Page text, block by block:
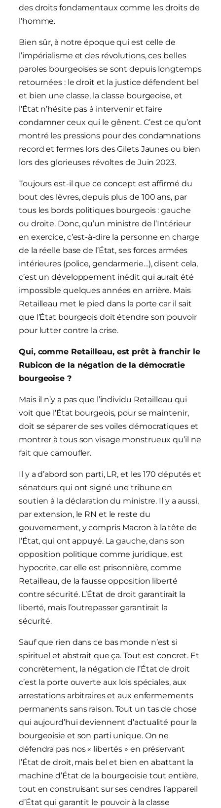
des droits fondamentaux comme les droits de
l’homme.
Bien sûr, à notre époque qui est celle de
l’impérialisme et des révolutions, ces belles
paroles bourgeoises se sont depuis longtemps
retournées : le droit et la justice défendent bel
et bien une classe, la classe bourgeoise, et
l’État n’hésite pas à intervenir et faire
condamner ceux qui le gênent. C’est ce qu’ont
montré les pressions pour des condamnations
record et fermes lors des Gilets Jaunes ou bien
lors des glorieuses révoltes de Juin 2023.
Toujours est-il que ce concept est affirmé du
bout des lèvres, depuis plus de 100 ans, par
tous les bords politiques bourgeois : gauche
ou droite. Donc, qu’un ministre de l’Intérieur
en exercice, c’est-à-dire la personne en charge
de la réelle base de l’État, ses forces armées
intérieures (police, gendarmerie…), disent cela,
c’est un développement inédit qui aurait été
impossible quelques années en arrière. Mais
Retailleau met le pied dans la porte car il sait
que l’État bourgeois doit étendre son pouvoir
pour lutter contre la crise.
Qui, comme Retailleau, est prêt à franchir le
Rubicon de la négation de la démocratie
bourgeoise ?
Mais il n’y a pas que l’individu Retailleau qui
voit que l’État bourgeois, pour se maintenir,
doit se séparer de ses voiles démocratiques et
montrer à tous son visage monstrueux qu’il ne
fait que camoufler.
Il y a d’abord son parti, LR, et les 170 députés et
sénateurs qui ont signé une tribune en
soutien à la déclaration du ministre. Il y a aussi,
par extension, le RN et le reste du
gouvernement, y compris Macron à la tête de
l’État, qui ont appuyé. La gauche, dans son
opposition politique comme juridique, est
hypocrite, car elle est prisonnière, comme
Retailleau, de la fausse opposition liberté
contre sécurité. L’État de droit garantirait la
liberté, mais l’outrepasser garantirait la
sécurité.
Sauf que rien dans ce bas monde n’est si
spirituel et abstrait que ça. Tout est concret. Et
concrètement, la négation de l’État de droit
c’est la porte ouverte aux lois spéciales, aux
arrestations arbitraires et aux enfermements
permanents sans raison. Tout un tas de chose
qui aujourd’hui deviennent d’actualité pour la
bourgeoisie et son parti unique. On ne
défendra pas nos « libertés » en préservant
l’État de droit, mais bel et bien en abattant la
machine d’État de la bourgeoisie tout entière,
tout en construisant sur ses cendres l’appareil
d’État qui garantit le pouvoir à la classe